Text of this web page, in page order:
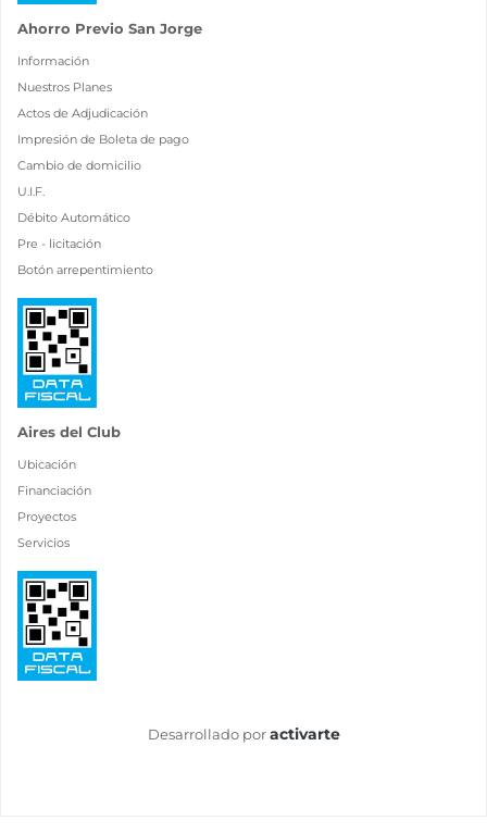
Ahorro Previo San Jorge
Información
Nuestros Planes
Actos de Adjudicación
Impresión de Boleta de pago
Cambio de domicilio
U.I.F.
Débito Automático
Pre - licitación
Botón arrepentimiento
Aires del Club
Ubicación
Financiación
Proyectos
Servicios
Desarrollado por activarte